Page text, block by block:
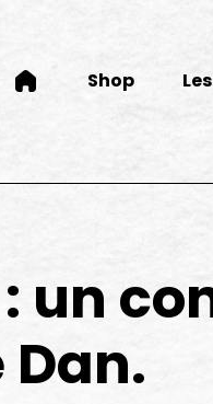
Shop
: un